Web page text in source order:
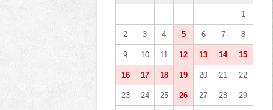
1
2 3 4 5 6 7 8
9 10 11 12 13 14 15
16 17 18 19 20 21 22
23 24 25 26 27 28 29